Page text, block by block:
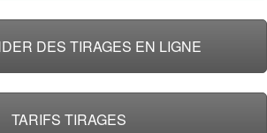
DES TIRAGES EN LIGNE
TARIFS TIRAGES